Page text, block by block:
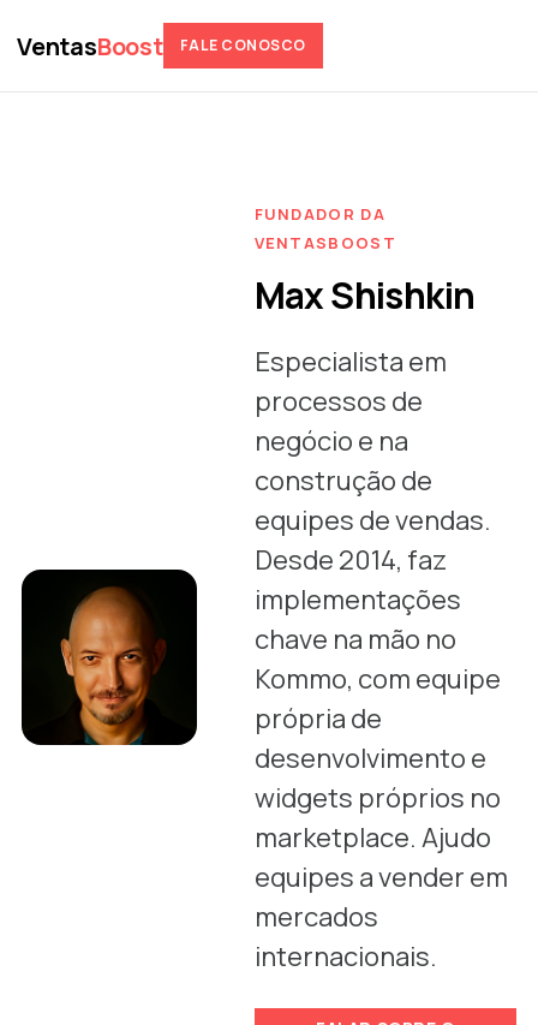
VentasBoost FALE CONOSCO
FUNDADOR DA
VENTASBOOST
Max Shishkin
Especialista em
processos de
negócio e na
construção de
equipes de vendas.
Desde 2014, faz
implementações
chave na mão no
Kommo, com equipe
própria de
desenvolvimento e
widgets próprios no
marketplace. Ajudo
equipes a vender em
mercados
internacionais.